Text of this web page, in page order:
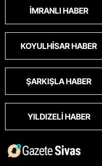
İMRANLI HABER
KOYULHISAR HABER
ŞARKIŞLA HABER
YILDIZELI HABER